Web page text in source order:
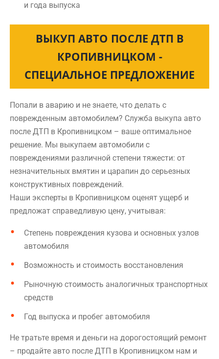
и года выпуска
ВЫКУП АВТО ПОСЛЕ ДТП В
КРОПИВНИЦКОМ -
СПЕЦИАЛЬНОЕ ПРЕДЛОЖЕНИЕ
Попали в аварию и не знаете, что делать с
поврежденным автомобилем? Служба выкупа авто
после ДТП в Кропивницком – ваше оптимальное
решение. Мы выкупаем автомобили с
повреждениями различной степени тяжести: от
незначительных вмятин и царапин до серьезных
конструктивных повреждений.
Наши эксперты в Кропивницком оценят ущерб и
предложат справедливую цену, учитывая:
Степень повреждения кузова и основных узлов
автомобиля
Возможность и стоимость восстановления
Рыночную стоимость аналогичных транспортных
средств
Год выпуска и пробег автомобиля
Не тратьте время и деньги на дорогостоящий ремонт
– продайте авто после ДТП в Кропивницком нам и